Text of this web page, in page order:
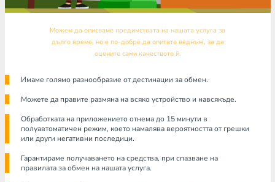
Можем да описваме предимствата на нашата услуга за
дълго време, но е по-добре да опитате веднъж, за да
оцените сами качеството й.
Имаме голямо разнообразие от дестинации за обмен.
Можете да правите размяна на всяко устройство и навсякъде.
Обработката на приложението отнема до 15 минути в
полуавтоматичен режим, което намалява вероятността от грешки
или други негативни последици.
Гарантираме получаването на средства, при спазване на
правилата за обмен на нашата услуга.